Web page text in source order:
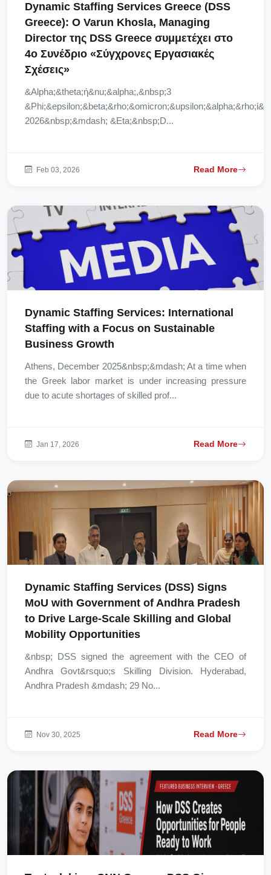
Dynamic Staffing Services Greece (DSS
Greece): Ο Varun Khosla, Managing
Director της DSS Greece συμμετέχει στο
4ο Συνέδριο «Σύγχρονες Εργασιακές
Σχέσεις»
&Alpha;&theta;ή&nu;&alpha;,&nbsp;3
2026&nbsp;&mdash; &Eta;&nbsp;D...
Feb 03, 2026 Read More
Dynamic Staffing Services: International
Staffing with a Focus on Sustainable
Business Growth
Athens, December 2025&nbsp;&mdash; At a time when
the Greek labor market is under increasing pressure
due to acute shortages of skilled prof...
Jan 17, 2026 Read More
Dynamic Staffing Services (DSS) Signs
MoU with Government of Andhra Pradesh
to Drive Large-Scale Skilling and Global
Mobility Opportunities
&nbsp; DSS signed the agreement with the CEO of
Andhra Govt&rsquo;s Skilling Division. Hyderabad,
Andhra Pradesh &mdash; 29 No...
Nov 30, 2025 Read More